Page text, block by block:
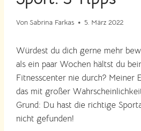
Von Sabrina Farkas 5. März 2022
Würdest du dich gerne mehr
als ein paar Wochen hältst du
Fitnesscenter nie durch? Meiner
das mit großer
Grund: Du hast die richtige
nicht gefunden!